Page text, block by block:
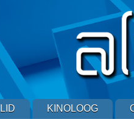
KINOLOOG